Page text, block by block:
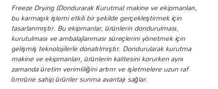
Freeze Drying (Dondurarak Kurutma) makine ve ekipmanları,
bu karmaşık işlemi etkili bir şekilde gerçekleştirmek için
tasarlanmıştır. Bu ekipmanlar, ürünlerin dondurulması,
kurutulması ve ambalajlanması süreçlerini yönetmek için
gelişmiş teknolojilerle donatılmıştır. Dondurularak kurutma
makine ve ekipmanları, ürünlerin kalitesini korurken aynı
zamanda üretim verimliliğini artırır ve işletmelere uzun raf
ömrüne sahip ürünler sunma avantajı sağlar.